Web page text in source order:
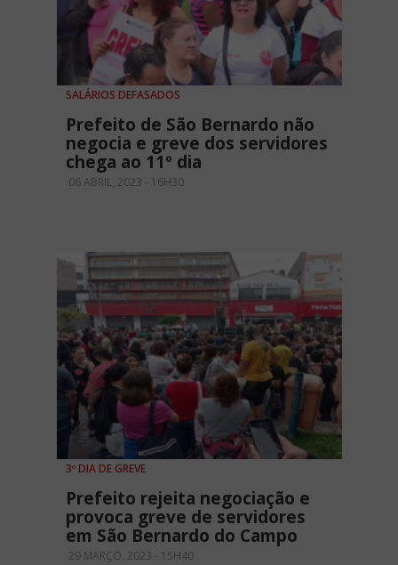
SALÁRIOS DEFASADOS
Prefeito de São Bernardo não
negocia e greve dos servidores
chega ao 11º dia
06 ABRIL, 2023 - 16H30
3º DIA DE GREVE
Prefeito rejeita negociação e
provoca greve de servidores
em São Bernardo do Campo
29 MARÇO, 2023 - 15H40